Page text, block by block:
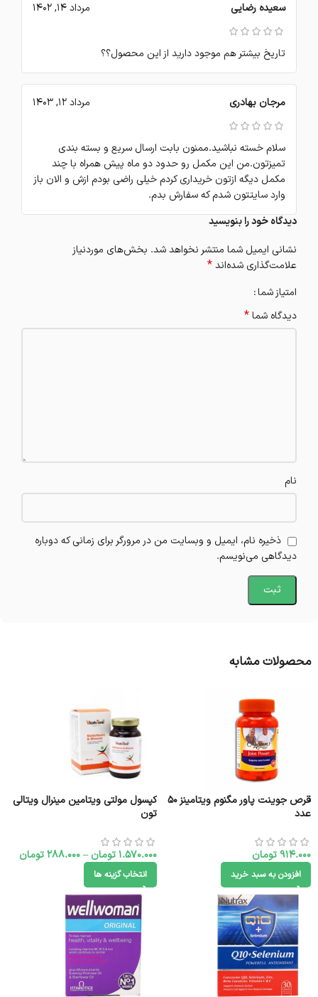
سعیده رضایی مرداد 14, 1402
تاریخ بیشتر هم موجود دارید از این محصول؟؟
مرجان بهادری مرداد 12, 1403
سلام خسته نباشید.ممنون بابت ارسال سریع و بسته بندی
تمیزتون.من این مکمل رو حدود دو ماه پیش همراه با چند
مکمل دیگه ازتون خریداری کردم خیلی راضی بودم ازش و الان باز
وارد سایتتون شدم که سفارش بدم.
دیدگاه خود را بنویسید
نشانی ایمیل شما منتشر نخواهد شد. بخش‌های موردنیاز
علامت‌گذاری شده‌اند*
امتیاز شما
دیدگاه شما*
نام
ذخیره نام، ایمیل و وبسایت من در مرورگر برای زمانی که دوباره
دیدگاهی می‌نویسم.
محصولات مشابه
قرص جوینت پاور مگنوم ویتامینز 50
عدد
914.000 تومان
افزودن به سبد خرید
کپسول مولتی ویتامین مینرال ویتالی
تون
1.570.000تومان –
288.000تومان
انتخاب گزینه ها